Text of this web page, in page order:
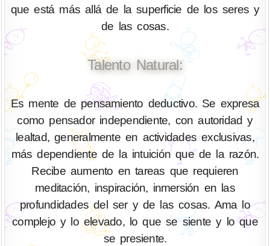
que está más allá de la superficie de los seres y
de las cosas.
Talento Natural:
Es mente de pensamiento deductivo. Se expresa
como pensador independiente, con autoridad y
lealtad, generalmente en actividades exclusivas,
más dependiente de la intuición que de la razón.
Recibe aumento en tareas que requieren
meditación, inspiración, inmersión en las
profundidades del ser y de las cosas. Ama lo
complejo y lo elevado, lo que se siente y lo que
se presiente.